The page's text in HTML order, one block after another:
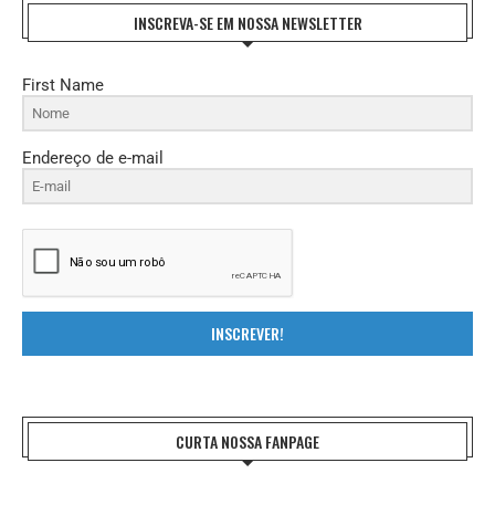
INSCREVA-SE EM NOSSA NEWSLETTER
First Name
Endereço de e-mail
INSCREVER!
CURTA NOSSA FANPAGE